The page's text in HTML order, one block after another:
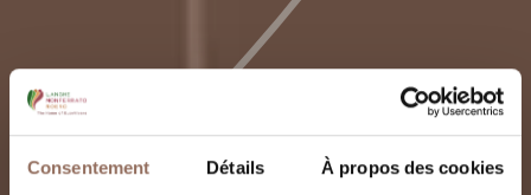
Consentement Détails À propos des cookies